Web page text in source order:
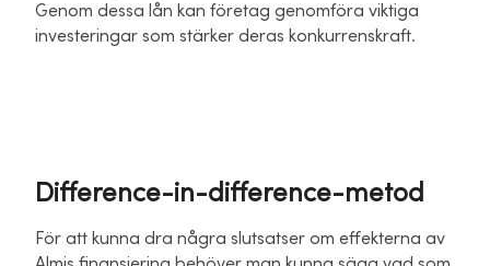
Genom dessa lån kan företag genomföra viktiga
investeringar som stärker deras konkurrenskraft.
Difference-in-difference-metod
För att kunna dra några slutsatser om effekterna av